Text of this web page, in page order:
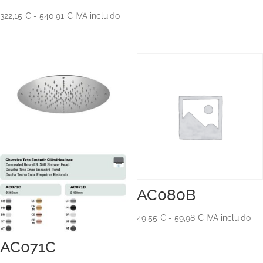
322,15 € - 540,91 €Rango
322,15 €
hasta
540,91 €
IVA incluido
AC071C
AC080B
49,55 € - 59,98 €Rango
IVA incluido